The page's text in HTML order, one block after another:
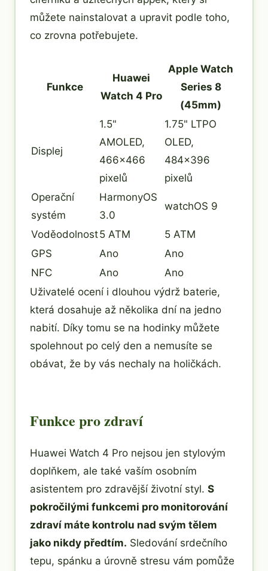
můžete nainstalovat a upravit podle toho,
co zrovna potřebujete.
Funkce
Huawei
Watch 4 Pro
Apple Watch
Series 8
(45mm)
Displej
1.5"
AMOLED,
466x466
pixelů
1.75" LTPO
OLED,
484x396
pixelů
Operační
systém
HarmonyOS
3.0
watchOS 9
Voděodolnost5 ATM
5 ATM
GPS
Ano
Ano
NFC
Ano
Ano
Uživatelé ocení i dlouhou výdrž baterie,
která dosahuje až několika dní na jedno
nabití. Díky tomu se na hodinky můžete
spolehnout po celý den a nemusíte se
obávat, že by vás nechaly na holičkách.
Funkce pro zdraví
Huawei Watch 4 Pro nejsou jen stylovým
doplňkem, ale také vaším osobním
asistentem pro zdravější životní styl. S
pokročilými funkcemi pro monitorování
zdraví máte kontrolu nad svým tělem
jako nikdy předtím. Sledování srdečního
tepu, spánku a úrovně stresu vám pomůže